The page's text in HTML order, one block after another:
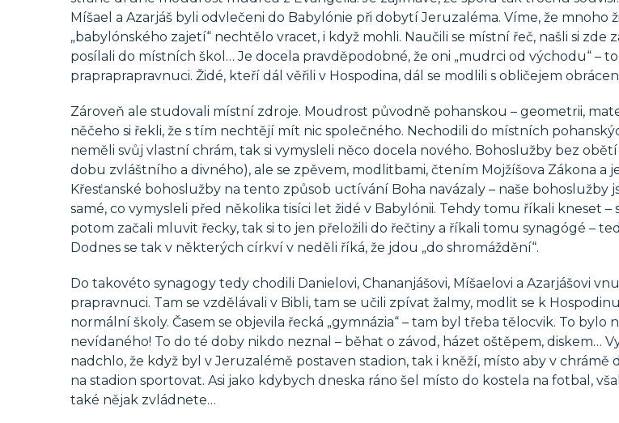
Míšael a Azarjáš byli odvlečeni do Babylónie při dobytí Jeruzaléma. Víme, že mnoho
„babylónského zajetí“ nechtělo vracet, i když mohli. Naučili se místní řeč, našli si zde
posílali do místních škol… Je docela pravděpodobné, že oni „mudrci od východu“ –
prapraprapravnuci. Židé, kteří dál věřili v Hospodina, dál se modlili s obličejem
Zároveň ale studovali místní zdroje. Moudrost původně pohanskou – geometrii,
něčeho si řekli, že s tím nechtějí mít nic společného. Nechodili do místních
neměli svůj vlastní chrám, tak si vymysleli něco docela nového. Bohoslužby bez
dobu zvláštního a divného), ale se zpěvem, modlitbami, čtením Mojžíšova Zákona a
Křesťanské bohoslužby na tento způsob uctívání Boha navázaly – naše bohoslužby
samé, co vymysleli před několika tisíci let židé v Babylónii. Tehdy tomu říkali kneset –
potom začali mluvit řecky, tak si to jen přeložili do řečtiny a říkali tomu synagógé –
Dodnes se tak v některých církví v neděli říká, že jdou „do shromáždění“.
Do takovéto synagogy tedy chodili Danielovi, Chananjášovi, Míšaelovi a Azarjášovi
prapravnuci. Tam se vzdělávali v Bibli, tam se učili zpívat žalmy, modlit se k
normální školy. Časem se objevila řecká „gymnázia“ – tam byl třeba tělocvik. To bylo
nevídaného! To do té doby nikdo neznal – běhat o závod, házet oštěpem, diskem…
nadchlo, že když byl v Jeruzalémě postaven stadion, tak i kněží, místo aby v chrámě
na stadion sportovat. Asi jako kdybych dneska ráno šel místo do kostela na fotbal,
také nějak zvládnete…